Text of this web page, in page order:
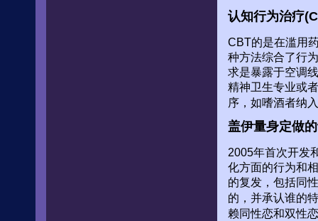
认知行为治疗
CBT的是在滥用
种方法综合了行
求是暴露于空调
精神卫生专业或
序，如嗜酒者纳
盖伊量身定做
2005年首次开发
化方面的行为和
的复发，包括同
的，并承认谁的
赖同性恋和双性